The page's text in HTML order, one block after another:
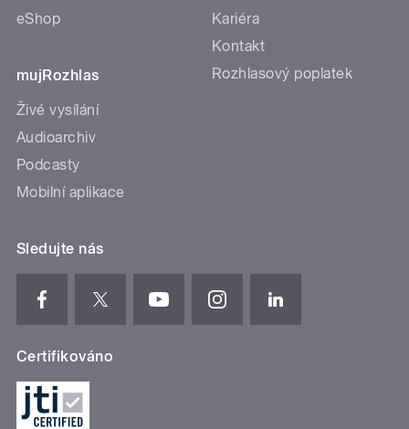
eShop
mujRozhlas
Živé vysílání
Audioarchiv
Podcasty
Mobilní aplikace
Kariéra
Kontakt
Rozhlasový poplatek
Sledujte nás
Certifikováno